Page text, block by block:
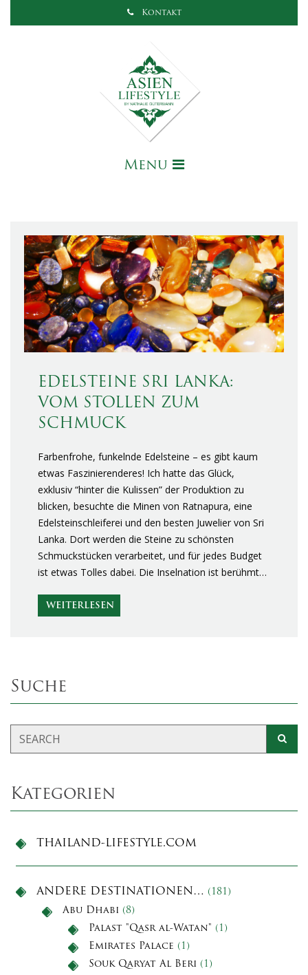
Kontakt
Menu
EDELSTEINE SRI LANKA:
VOM STOLLEN ZUM
SCHMUCK
Farbenfrohe, funkelnde Edelsteine – es gibt kaum
etwas Faszinierenderes! Ich hatte das Glück,
exklusiv “hinter die Kulissen” der Produktion zu
blicken, besuchte die Minen von Ratnapura, eine
Edelsteinschleiferei und den besten Juwelier von Sri
Lanka. Dort werden die Steine zu schönsten
Schmuckstücken verarbeitet, und für jedes Budget
ist etwas Tolles dabei. Die Inselnation ist berühmt…
WEITERLESEN
Suche
Kategorien
THAILAND-LIFESTYLE.COM
ANDERE DESTINATIONEN… (181)
Abu Dhabi (8)
Palast "Qasr al-Watan" (1)
Emirates Palace (1)
Souk Qaryat Al Beri (1)